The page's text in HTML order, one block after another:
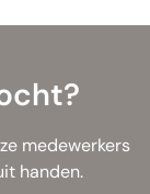
medewerkers
handen.